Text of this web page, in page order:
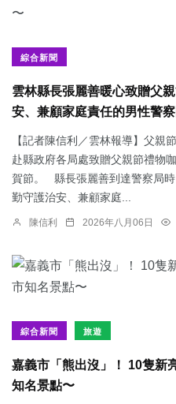
綜合新聞
雲林縣長張麗善暖心致贈父
安、兼顧家庭責任的男性警
【記者陳信利／雲林報導】父親
赴縣政府各局處致贈父親節禮物
賀節。 縣長張麗善到達警察局
勤守護治安、兼顧家庭...
陳信利 2026年八月06日
綜合新聞 旅遊
嘉義市「熊出沒」！ 10隻新
知名景點〜